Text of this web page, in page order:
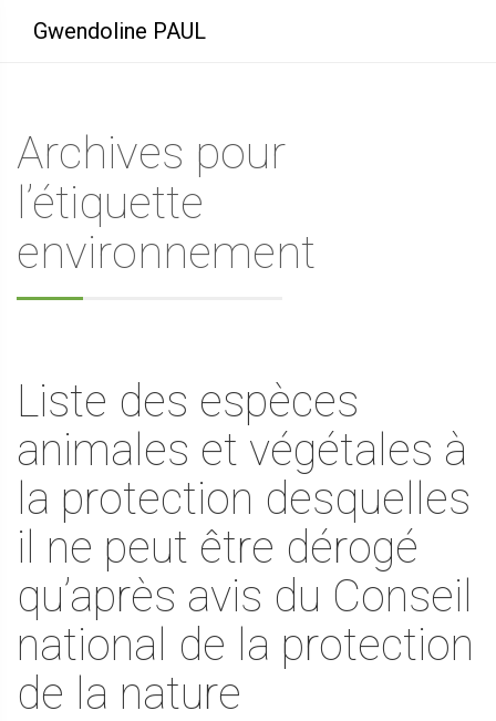
Gwendoline PAUL
Archives pour
l’étiquette
environnement
Liste des espèces
animales et végétales à
la protection desquelles
il ne peut être dérogé
qu’après avis du Conseil
national de la protection
de la nature